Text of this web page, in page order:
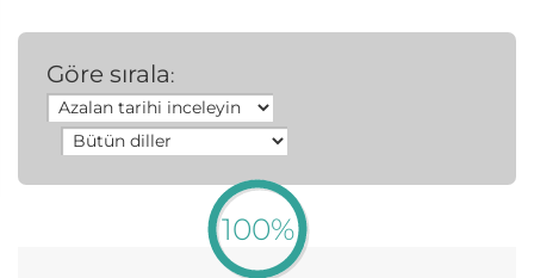
Göre sırala:
100%